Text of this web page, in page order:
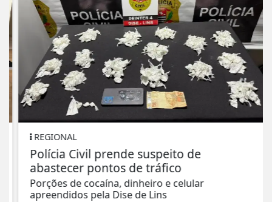
REGIONAL
Polícia Civil prende suspeito de
abastecer pontos de tráfico
Porções de cocaína, dinheiro e celular
apreendidos pela Dise de Lins